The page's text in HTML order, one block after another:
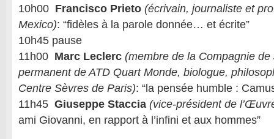
10h00 Francisco Prieto (écrivain, journaliste et
Mexico): “fidèles à la parole donnée… et écrite”
10h45 pause
11h00 Marc Leclerc (membre de la Compagnie
permanent de ATD Quart Monde, biologue,
Centre Sèvres de Paris): “la pensée humble :
11h45 Giuseppe Staccia (vice-président de
ami Giovanni, en rapport à l’infini et aux hommes”